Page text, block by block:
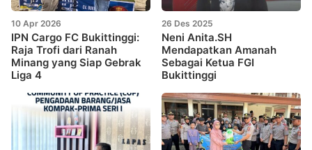
10 Apr 2026
IPN Cargo FC Bukittinggi:
Raja Trofi dari Ranah
Minang yang Siap Gebrak
Liga 4
26 Des 2025
Neni Anita.SH
Mendapatkan Amanah
Sebagai Ketua FGI
Bukittinggi